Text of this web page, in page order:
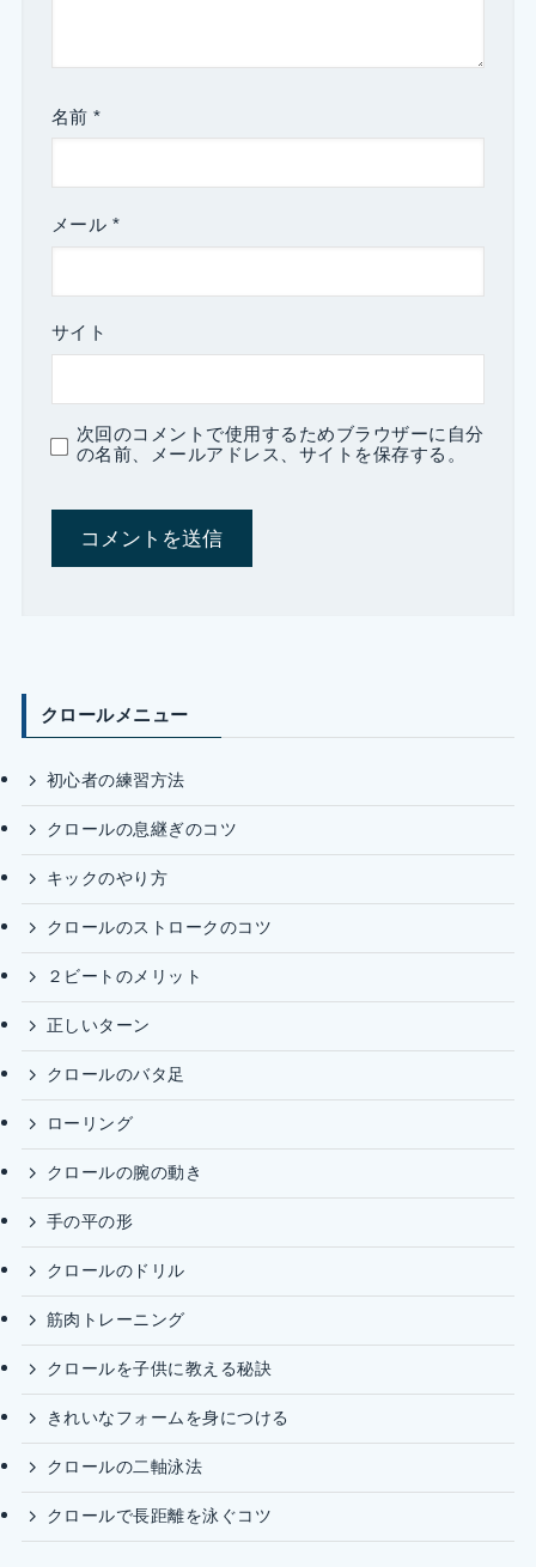
名前*
メール *
サイト
次回のコメントで使用するためブラウザーに自分
の名前、メールアドレス、サイトを保存する。
クロールメニュー
初心者の練習方法
クロールの息継ぎのコツ
キックのやり方
クロールのストロークのコツ
２ビートのメリット
正しいターン
クロールのバタ足
ローリング
クロールの腕の動き
手の平の形
クロールのドリル
筋肉トレーニング
クロールを子供に教える秘訣
きれいなフォームを身につける
クロールの二軸泳法
クロールで長距離を泳ぐコツ